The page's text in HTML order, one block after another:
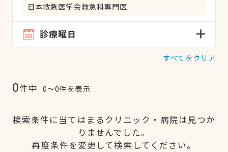
日本救急医学会救急科専門医
診療曜日
すべてをクリア
0件中 0〜0件を表示
検索条件に当てはまるクリニック・病院は見つか
りませんでした。
再度条件を変更して検索してください。